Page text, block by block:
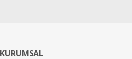
KURUMSAL